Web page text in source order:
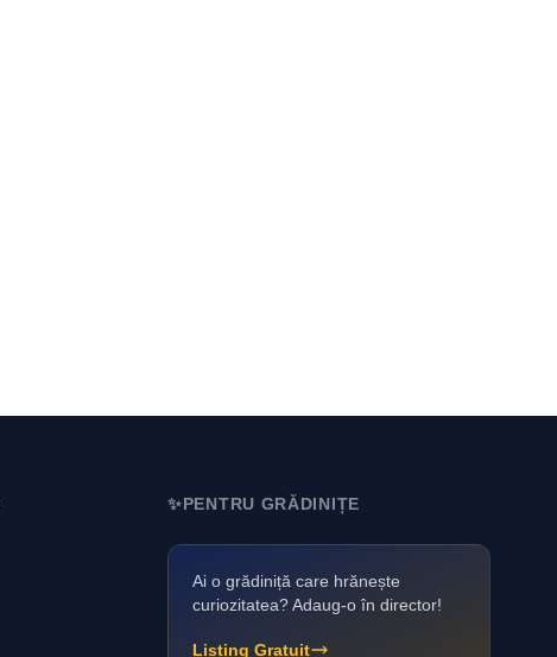
✨PENTRU GRĂDINIȚE
Ai o grădiniță care hrănește
curiozitatea? Adaug-o în director!
Listing Gratuit